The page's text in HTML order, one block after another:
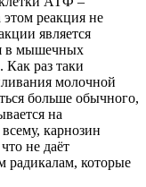
реакция не
является
в мышечных
Как раз таки
молочной
больше обычного,
на
карнозин
не даёт
радикалам, которые